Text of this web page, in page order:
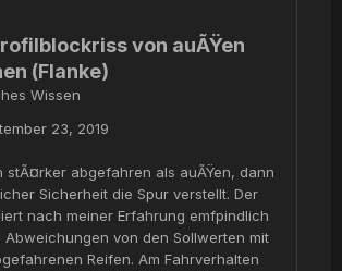
von auÃŸen
(Flanke)
Wissen
23, 2019
stÃ¤rker abgefahren als auÃŸen, dann
Sicherheit die Spur verstellt. Der
nach meiner Erfahrung emfpindlich
Abweichungen von den Sollwerten mit
Reifen. Am Fahrverhalten